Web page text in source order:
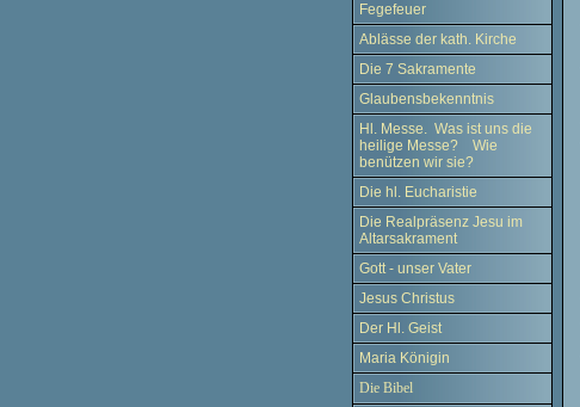
Fegefeuer
Ablässe der kath. Kirche
Die 7 Sakramente
Glaubensbekenntnis
Hl. Messe. Was ist uns die
heilige Messe? Wie
benützen wir sie?
Die hl. Eucharistie
Die Realpräsenz Jesu im
Altarsakrament
Gott - unser Vater
Jesus Christus
Der Hl. Geist
Maria Königin
Die Bibel